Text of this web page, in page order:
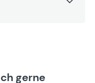
gerne